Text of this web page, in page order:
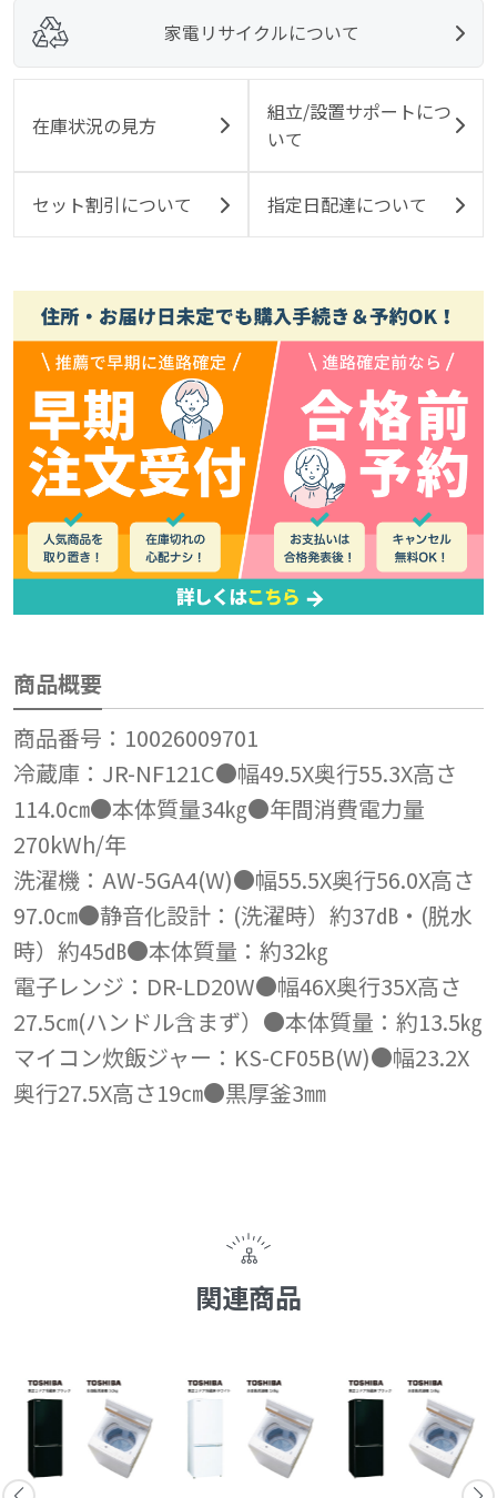
家電リサイクルについて
在庫状況の見方
組立/設置サポートにつ
いて
セット割引について 指定日配達について
商品概要
商品番号：10026009701
冷蔵庫：JR-NF121C●幅49.5X奥行55.3X高さ
114.0㎝●本体質量34㎏●年間消費電力量
270kWh/年
洗濯機：AW-5GA4(W)●幅55.5X奥行56.0X高さ
97.0㎝●静音化設計：(洗濯時）約37㏈・(脱水
時）約45㏈●本体質量：約32㎏
電子レンジ：DR-LD20W●幅46X奥行35X高さ
27.5㎝(ハンドル含まず）●本体質量：約13.5㎏
マイコン炊飯ジャー：KS-CF05B(W)●幅23.2X
奥行27.5X高さ19㎝●黒厚釜3㎜
関連商品